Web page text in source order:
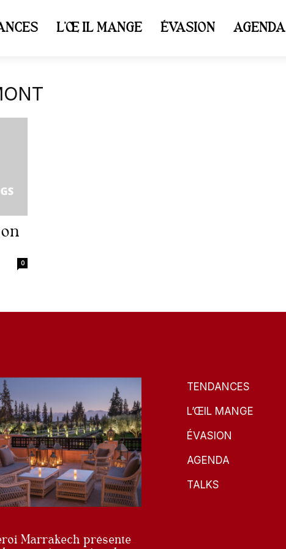
L’ŒIL MANGE ÉVASION AGENDA
0
Marrakech présente
TENDANCES
L’ŒIL MANGE
ÉVASION
AGENDA
TALKS